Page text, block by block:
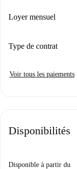
Loyer mensuel
Type de contrat
Voir tous les paiements
Disponibilités
Disponible à partir du